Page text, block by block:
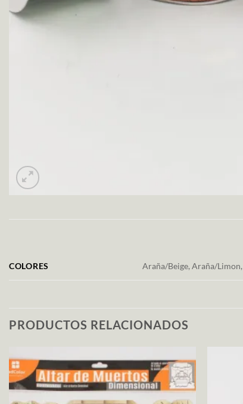
COLORES Araña/Beige, Araña/
PRODUCTOS RELACIONADOS